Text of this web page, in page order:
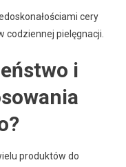
cery
codziennej pielęgnacji.
i
produktów do